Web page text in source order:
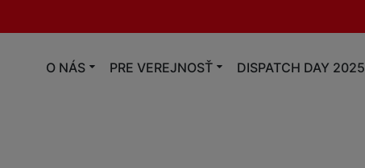
O NÁS PRE VEREJNOSŤ DISPATCH DAY 2025